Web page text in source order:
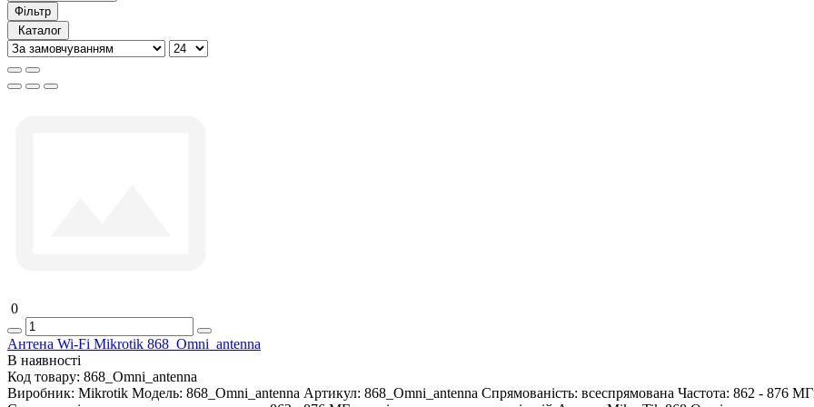
Фільтр
Каталог
0
Антена Wi-Fi Mikrotik 868_Omni_antenna
В наявності
Код товару: 868_Omni_antenna
Виробник: Mikrotik Модель: 868_Omni_antenna Артикул: 868_Omni_antenna Спрямованість: всеспрямована Частота: 862 - 876